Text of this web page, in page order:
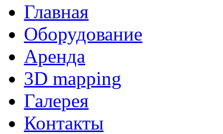
Главная
Оборудование
Аренда
3D mapping
Галерея
Контакты